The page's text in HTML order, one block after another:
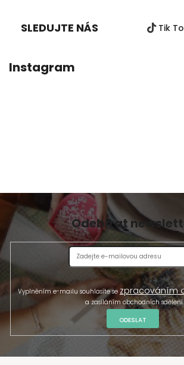
SLEDUJTE NÁS Tik
Instagram
Odebírat
Vyplněním e-mailu souhlasíte se zpracováním
a zasíláním obchodních sdělení.
ODESLAT